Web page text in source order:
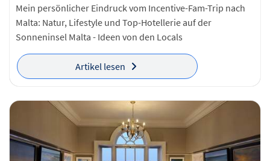
Mein persönlicher Eindruck vom Incentive-Fam-Trip nach
Malta: Natur, Lifestyle und Top-Hotellerie auf der
Sonneninsel Malta - Ideen von den Locals
Artikel lesen